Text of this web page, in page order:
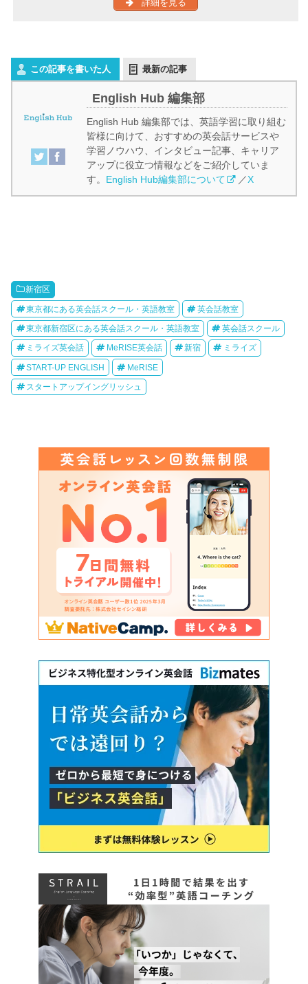
詳細を見る
この記事を書いた人 最新の記事
English Hub 編集部
English Hub 編集部では、英語学習に取り組む
皆様に向けて、おすすめの英会話サービスや
学習ノウハウ、インタビュー記事、キャリア
アップに役立つ情報などをご紹介していま
す。 English Hub編集部について ／X
新宿区
東京都にある英会話スクール・英語教室 英会話教室
東京都新宿区にある英会話スクール・英語教室 英会話スクール
ミライズ英会話 MeRISE英会話 新宿 ミライズ
START-UP ENGLISH MeRISE
スタートアップイングリッシュ